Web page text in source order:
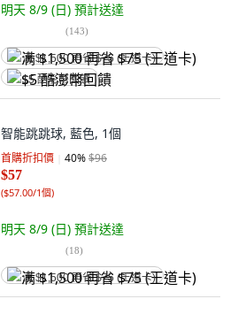
明天 8/9 (日) 預計送達
(143)
满 $1,500 再省 $75 (王道卡)
$5 酷澎幣回饋
智能跳跳球, 藍色, 1個
首購折扣價 40%$96
$57
($57.00/1個)
明天 8/9 (日) 預計送達
(18)
满 $1,500 再省 $75 (王道卡)